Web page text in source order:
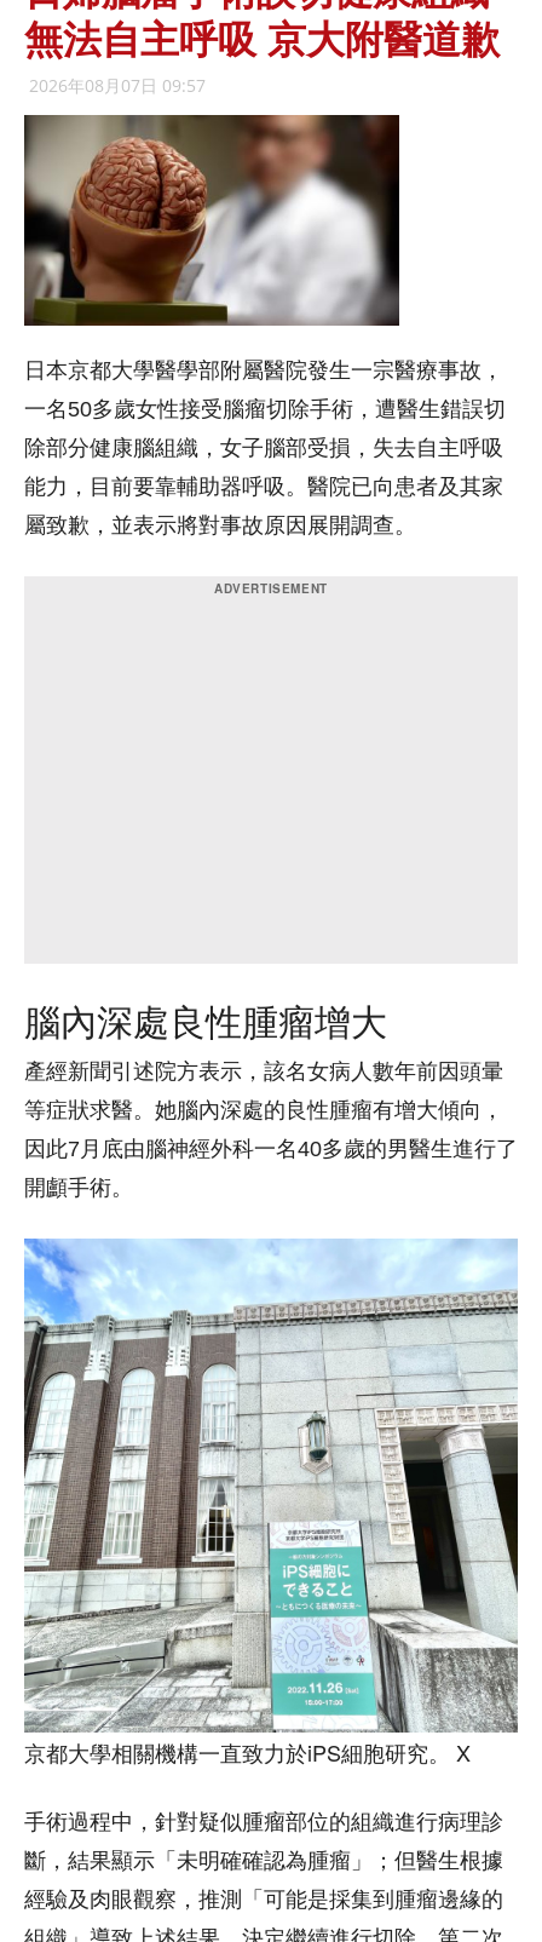
無法自主呼吸 京大附醫道歉
2026年08月07日 09:57
日本京都大學醫學部附屬醫院發生一宗醫療事故，
一名50多歲女性接受腦瘤切除手術，遭醫生錯誤切
除部分健康腦組織，女子腦部受損，失去自主呼吸
能力，目前要靠輔助器呼吸。醫院已向患者及其家
屬致歉，並表示將對事故原因展開調查。
腦內深處良性腫瘤增大
產經新聞引述院方表示，該名女病人數年前因頭暈
等症狀求醫。她腦內深處的良性腫瘤有增大傾向，
因此7月底由腦神經外科一名40多歲的男醫生進行了
開顱手術。
京都大學相關機構一直致力於iPS細胞研究。 X
手術過程中，針對疑似腫瘤部位的組織進行病理診
斷，結果顯示「未明確確認為腫瘤」；但醫生根據
經驗及肉眼觀察，推測「可能是採集到腫瘤邊緣的